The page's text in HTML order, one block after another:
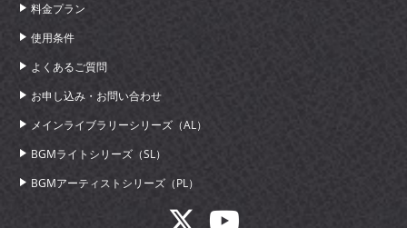
料金プラン
使用条件
よくあるご質問
お申し込み・お問い合わせ
メインライブラリーシリーズ（AL）
BGMライトシリーズ（SL）
BGMアーティストシリーズ（PL）